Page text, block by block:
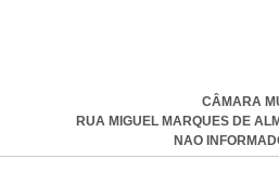
CÂMARA
RUA MIGUEL MARQUES DE
NAO